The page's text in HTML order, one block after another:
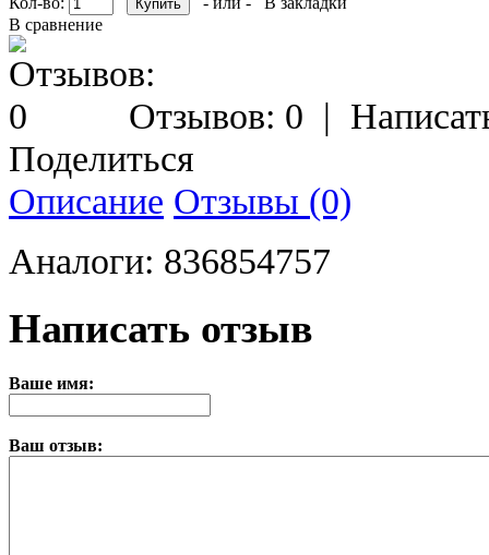
В сравнение
Отзывов: 0 |
Поделиться
Описание Отзывы (0)
Аналоги: 836854757
Написать отзыв
Ваше имя:
Ваш отзыв: